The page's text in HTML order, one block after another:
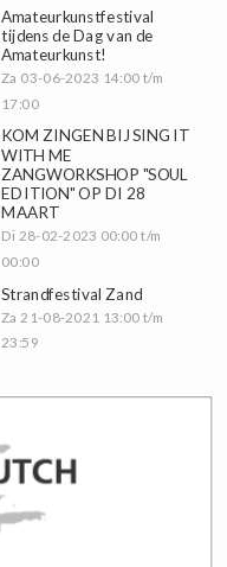
Amateurkunstfestival
tijdens de Dag van de
Amateurkunst!
Za 03-06-2023 14:00 t/m
17:00
KOM ZINGEN BIJ SING IT
WITH ME
ZANGWORKSHOP "SOUL
EDITION" OP DI 28
MAART
Di 28-02-2023 00:00 t/m
00:00
Strandfestival Zand
Za 21-08-2021 13:00 t/m
23:59